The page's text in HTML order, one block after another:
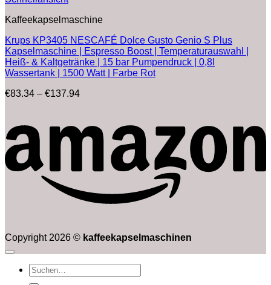
Kaffeekapselmaschine
Krups KP3405 NESCAFÉ Dolce Gusto Genio S Plus
Kapselmaschine | Espresso Boost | Temperaturauswahl |
Heiß- & Kaltgetränke | 15 bar Pumpendruck | 0,8l
Wassertank | 1500 Watt | Farbe Rot
€83.34 – €137.94Preisspanne:
€137.94
Copyright 2026 © kaffeekapselmaschinen
Suchen
nach: